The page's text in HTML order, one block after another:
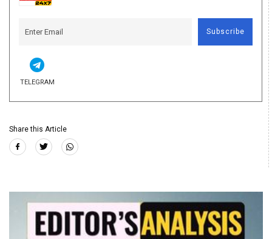
Subscribe
TELEGRAM
Share this Article